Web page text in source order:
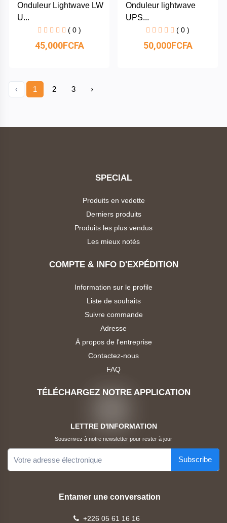
Onduleur Lightwave LW
U...
( 0 )
45,000FCFA
Onduleur lightwave
UPS...
( 0 )
50,000FCFA
‹ 1 2 3 ›
SPECIAL
Produits en vedette
Derniers produits
Produits les plus vendus
Les mieux notés
COMPTE & INFO D'EXPÉDITION
Information sur le profile
Liste de souhaits
Suivre commande
Adresse
À propos de l'entreprise
Contactez-nous
FAQ
TÉLÉCHARGEZ NOTRE APPLICATION
LETTRE D'INFORMATION
Souscrivez à notre newsletter pour rester à jour
Subscribe
Entamer une conversation
+226 05 61 16 16